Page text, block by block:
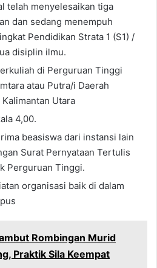
telah menyelesaikan tiga
dan sedang menempuh
Pendidikan Strata 1 (S1) /
disiplin ilmu.
di Perguruan Tinggi
atau Putra/i Daerah
Utara
4,00.
beasiswa dari instansi lain
Surat Pernyataan Tertulis
Perguruan Tinggi.
organisasi baik di dalam
Rombingan Murid
Praktik Sila Keempat